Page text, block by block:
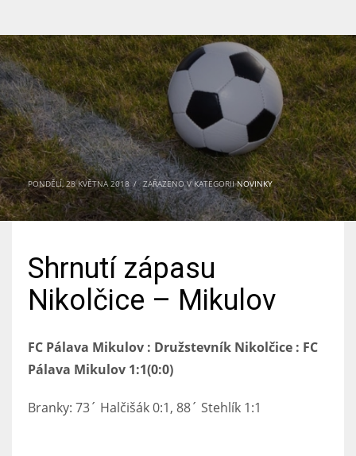
PONDĚLÍ, 28 KVĚTNA 2018 / ZAŘAZENO V KATEGORIINOVINKY
Shrnutí zápasu
Nikolčice – Mikulov
FC Pálava Mikulov : Družstevník Nikolčice : FC
Pálava Mikulov 1:1(0:0)
Branky: 73´ Halčišák 0:1, 88´ Stehlík 1:1